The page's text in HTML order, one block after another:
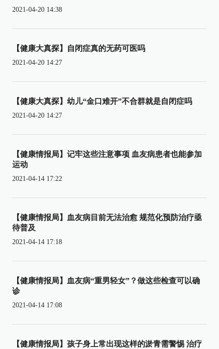
2021-04-20 14:38
【健康大真探】自闭症真的无药可医吗
2021-04-20 14:27
【健康大真探】幼儿“金口难开”不合群就是自闭症吗
2021-04-20 14:27
【健康情报局】记牢这些注意事项 血友病患者也能参加
运动
2021-04-14 17:22
【健康情报局】血友病目前无法治愈 规范化预防治疗亟
待普及
2021-04-14 17:18
【健康情报局】血友病“重男轻女”？做这些检查可以确
诊
2021-04-14 17:08
【健康情报局】孩子身上常出现这样的淤青需警惕 治疗